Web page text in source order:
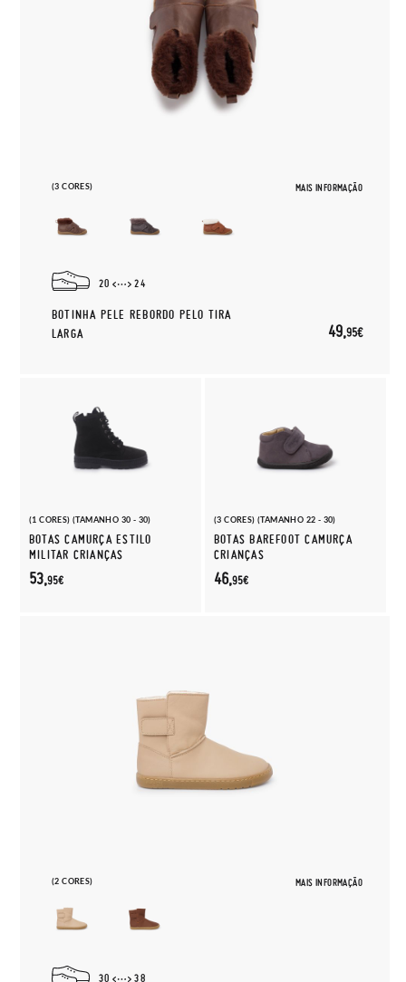
(3 CORES) MAIS INFORMAÇÃO
20 24
BOTINHA PELE REBORDO PELO TIRA
LARGA
49,95€
(1 CORES) (TAMANHO 30 - 30)
BOTAS CAMURÇA ESTILO
MILITAR CRIANÇAS
53,95€
(3 CORES) (TAMANHO 22 - 30)
BOTAS BAREFOOT CAMURÇA
CRIANÇAS
46,95€
(2 CORES) MAIS INFORMAÇÃO
30 38